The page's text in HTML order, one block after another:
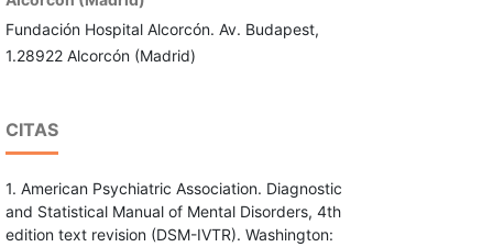
Fundación Hospital Alcorcón. Av. Budapest,
1.28922 Alcorcón (Madrid)
CITAS
1. American Psychiatric Association. Diagnostic
and Statistical Manual of Mental Disorders, 4th
edition text revision (DSM-IVTR). Washington: